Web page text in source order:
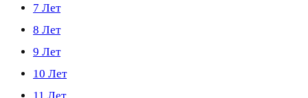
7 Лет
8 Лет
9 Лет
10 Лет
11 Лет